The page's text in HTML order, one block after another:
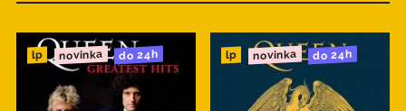
lp novinka do 24h lp novinka do 24h